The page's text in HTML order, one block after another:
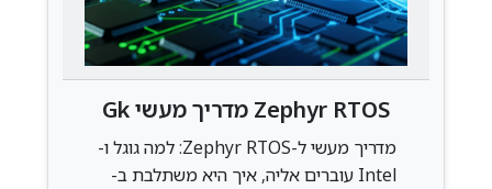
Zephyr RTOS מדריך מעשי Gk
מערכת ההפעלה שכובשת את עולם
ה-Embedded
מדריך מעשי ל-Zephyr RTOS: למה גוגל ו-
Intel עוברים אליה, איך היא משתלבת ב-